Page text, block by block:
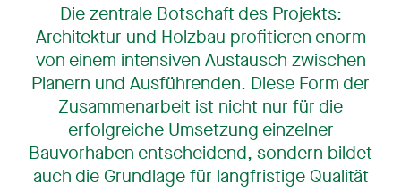
Die zentrale Botschaft des Projekts:
Architektur und Holzbau profitieren enorm
von einem intensiven Austausch zwischen
Planern und Ausführenden. Diese Form der
Zusammenarbeit ist nicht nur für die
erfolgreiche Umsetzung einzelner
Bauvorhaben entscheidend, sondern bildet
auch die Grundlage für langfristige Qualität